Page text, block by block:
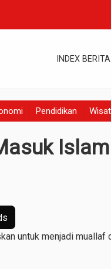
INDEX BERITA
Pendidikan
untuk menjadi muallaf